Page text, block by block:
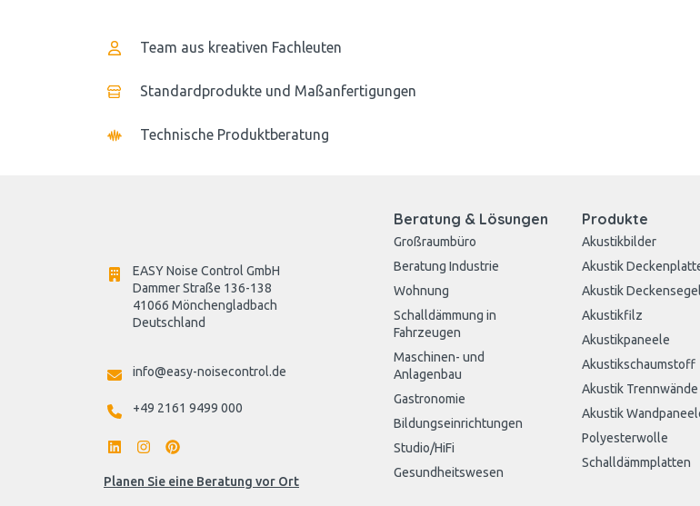
Team aus kreativen Fachleuten
Standardprodukte und Maßanfertigungen
Technische Produktberatung
EASY Noise Control GmbH
Dammer Straße 136-138
41066 Mönchengladbach
Deutschland
info@easy-noisecontrol.de
+49 2161 9499 000
Planen Sie eine Beratung vor Ort
Beratung & Lösungen
Großraumbüro
Beratung Industrie
Wohnung
Schalldämmung in
Fahrzeugen
Maschinen- und
Anlagenbau
Gastronomie
Bildungseinrichtungen
Studio/HiFi
Gesundheitswesen
Produkte
Akustikbilder
Akustik
Akustik Deckensegel
Akustikfilz
Akustikpaneele
Akustikschaumstoff
Akustik Trennwände
Akustik
Polyesterwolle
Schalldämmplatten